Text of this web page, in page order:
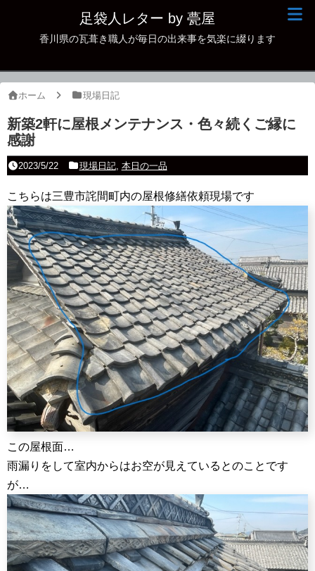
足袋人レター by 甍屋
香川県の瓦葺き職人が毎日の出来事を気楽に綴ります
ホーム 現場日記
新築2軒に屋根メンテナンス・色々続くご縁に
感謝
2023/5/22 現場日記, 本日の一品
こちらは三豊市詫間町内の屋根修繕依頼現場です
この屋根面…
雨漏りをして室内からはお空が見えているとのことです
が…
現場日記
古瓦
足袋人の仲間
本日の一品
その他